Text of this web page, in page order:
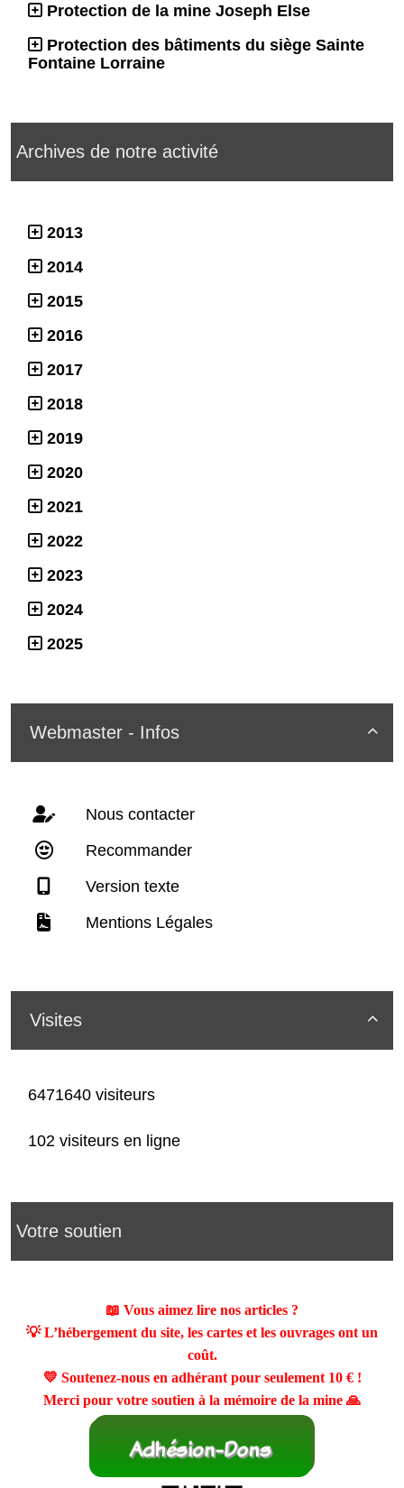
Protection de la mine Joseph Else
Protection des bâtiments du siège Sainte
Fontaine Lorraine
Archives de notre activité
2013
2014
2015
2016
2017
2018
2019
2020
2021
2022
2023
2024
2025

Webmaster - Infos
Nous contacter
Recommander
Version texte
Mentions Légales

Visites
6471640 visiteurs
102 visiteurs en ligne
Votre soutien
📖 Vous aimez lire nos articles ?
💡 L’hébergement du site, les cartes et les ouvrages ont un
coût.
💛 Soutenez-nous en adhérant pour seulement 10 €!
Merci pour votre soutien à la mémoire de la mine 🙏